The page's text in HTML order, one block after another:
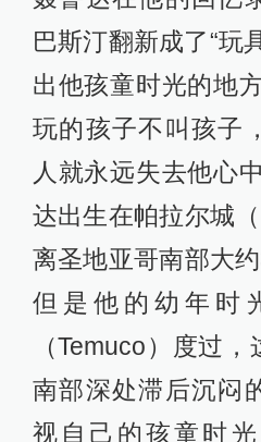
巴斯汀翻新成了“玩
出他孩童时光的地
玩的孩子不叫孩子
人就永远失去他心
达出生在帕拉尔城
离圣地亚哥南部大
但是他的幼年时
（Temuco）度过
南部深处滞后沉闷
视自己的孩童时